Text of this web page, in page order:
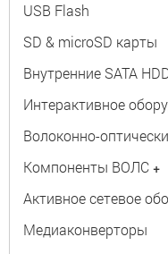
USB Flash
SD & microSD карты
Внутренние SATA
Интерактивное
Волоконно-
Компоненты ВОЛС +
Активное сетевое
Медиаконверторы